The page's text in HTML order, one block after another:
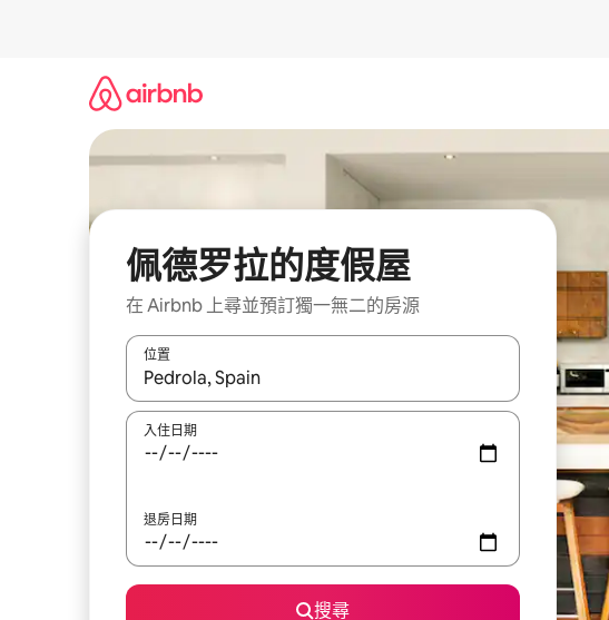
佩德罗拉的度假屋
在 Airbnb 上尋並預訂獨一無二的房源
位置
如有搜尋結果，瀏覽內容時請使用上下箭頭，或輕點、滑動裝置。
入住日期
退房日期
搜尋